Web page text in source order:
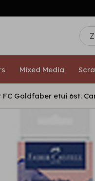
Mixed Media
Goldfaber etui 6st.